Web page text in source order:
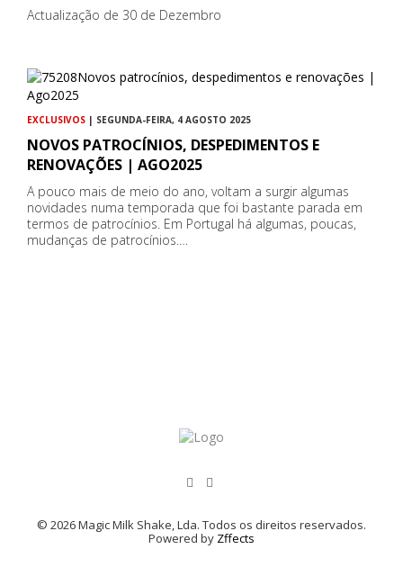
Actualização de 30 de Dezembro
EXCLUSIVOS | SEGUNDA-FEIRA, 4 AGOSTO 2025
NOVOS PATROCÍNIOS, DESPEDIMENTOS E
RENOVAÇÕES | AGO2025
A pouco mais de meio do ano, voltam a surgir algumas
novidades numa temporada que foi bastante parada em
termos de patrocínios. Em Portugal há algumas, poucas,
mudanças de patrocínios.…
© 2026 Magic Milk Shake, Lda. Todos os direitos reservados.
Powered by Zffects